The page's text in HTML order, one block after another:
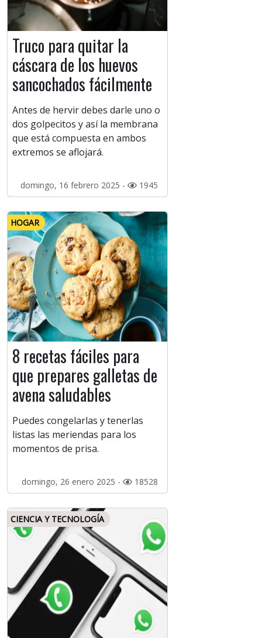
Truco para quitar la
cáscara de los huevos
sancochados fácilmente
Antes de hervir debes darle uno o
dos golpecitos y así la membrana
que está compuesta en ambos
extremos se aflojará.
domingo, 16 febrero 2025 - 1945
HOGAR
8 recetas fáciles para
que prepares galletas de
avena saludables
Puedes congelarlas y tenerlas
listas las meriendas para los
momentos de prisa.
domingo, 26 enero 2025 - 18528
CIENCIA Y TECNOLOGÍA